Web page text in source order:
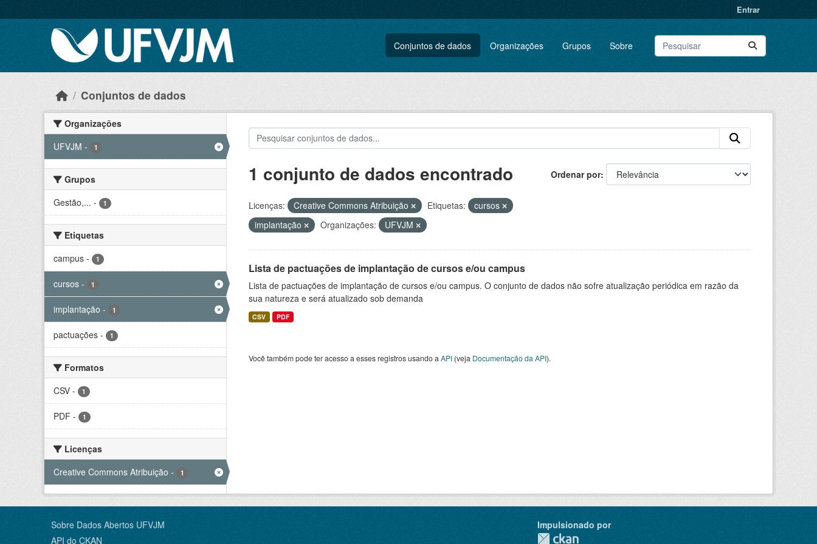
Entrar
Conjuntos de dados Organizações Grupos Sobre
Conjuntos de dados
Organizações
UFVJM - 1
Grupos
Gestão,... - 1
Etiquetas
campus - 1
cursos - 1
implantação - 1
pactuações - 1
Formatos
CSV - 1
PDF - 1
Licenças
Creative Commons Atribuição - 1
Ordenar por
1 conjunto de dados encontrado
Licenças: Creative Commons Atribuição Etiquetas:
cursos
implantação
Organizações: UFVJM
Lista de pactuações de implantação de cursos e/ou campus
Lista de pactuações de implantação de cursos e/ou campus. O conjunto de dados não sofre atualização periódica em razão da
sua natureza e será atualizado sob demanda
CSV PDF
Você também pode ter acesso a esses registros usando a API(veja Documentação da API).
Sobre Dados Abertos UFVJM
API do CKAN
Impulsionado por